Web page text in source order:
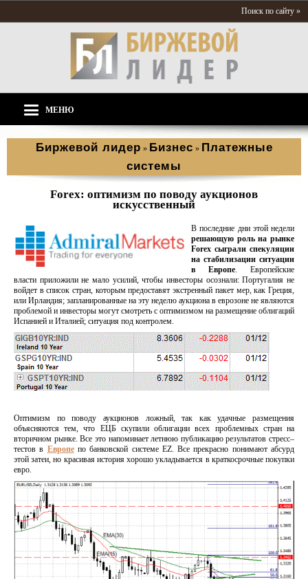
Поиск по сайту »
МЕНЮ
Биржевой лидер » Бизнес » Платежные
системы
Forex: оптимизм по поводу аукционов
искусственный
В последние дни этой недели
решающую роль на рынке
Forex сыграли спекуляции
на стабилизации ситуации
в Европе. Европейские
власти приложили не мало усилий, чтобы инвесторы осознали: Португалия не
войдет в список стран, которым предоставят экстренный пакет мер, как Греция,
или Ирландия; запланированные на эту неделю аукциона в еврозоне не являются
проблемой и инвесторы могут смотреть с оптимизмом на размещение облигаций
Испанией и Италией; ситуация под контролем.
Оптимизм по поводу аукционов ложный, так как удачные размещения
объясняются тем, что ЕЦБ скупили облигации всех проблемных стран на
вторичном рынке. Все это напоминает летнюю публикацию результатов стресс–
тестов в Европепо банковской системе EZ. Все прекрасно понимают абсурд
этой затеи, но красивая история хорошо укладывается в краткосрочные покупки
евро.